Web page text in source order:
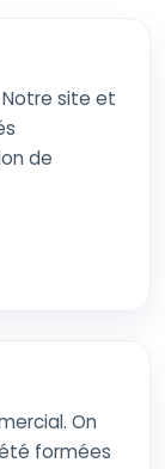
site et
de
On
formées